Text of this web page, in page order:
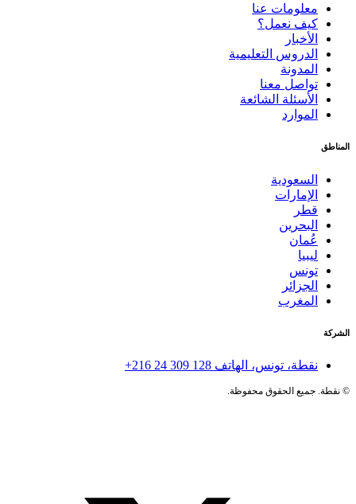
معلومات عنا
كيف نعمل؟
الأخبار
الدروس التعليمية
المدونة
تواصل معنا
الأسئلة الشائعة
الموارد
المناطق
السعودية
الإمارات
قطر
البحرين
عُمان
ليبيا
تونس
الجزائر
المغرب
الشركة
نقطة، تونس، الهاتف+216 24 309 128
©نقطة. جميع الحقوق محفوظة.